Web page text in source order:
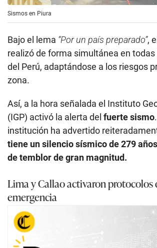
Sismos en Piura
Bajo el lema “Por un país preparado”,
realizó de forma simultánea en
del Perú, adaptándose a los riesgos
zona.
Así, a la hora señalada el Instituto
(IGP) activó la alerta del fuerte sismo
institución ha advertido
tiene un silencio sísmico de 279
de temblor de gran magnitud.
Lima y Callao activaron protocolos
emergencia